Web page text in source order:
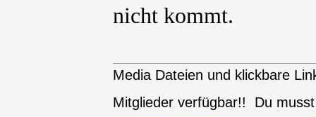
nicht kommt.
Media Dateien und klickbare
Mitglieder verfügbar!! Du